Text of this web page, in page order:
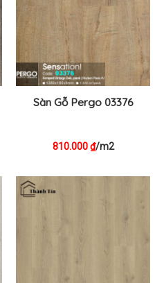
Sàn Gỗ Pergo 03376
810.000₫/m2